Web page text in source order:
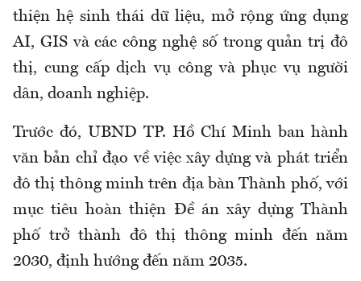
thiện hệ sinh thái dữ liệu, mở rộng ứng dụng
AI, GIS và các công nghệ số trong quản trị đô
thị, cung cấp dịch vụ công và phục vụ người
dân, doanh nghiệp.
Trước đó, UBND TP. Hồ Chí Minh ban hành
văn bản chỉ đạo về việc xây dựng và phát triển
đô thị thông minh trên địa bàn Thành phố, với
mục tiêu hoàn thiện Đề án xây dựng Thành
phố trở thành đô thị thông minh đến năm
2030, định hướng đến năm 2035.